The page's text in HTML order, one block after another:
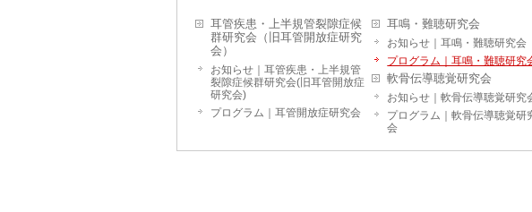
耳管疾患・上半規管裂隙症候
群研究会（旧耳管開放症研究
会）
お知らせ｜耳管疾患・上半規管
裂隙症候群研究会(旧耳管開放症
研究会)
プログラム｜耳管開放症研究会
耳鳴・難聴研究会
お知らせ｜耳鳴・難聴研究会
プログラム｜耳鳴・難聴研究
軟骨伝導聴覚研究会
お知らせ｜軟骨伝導聴覚研究
プログラム｜軟骨伝導聴覚研
会